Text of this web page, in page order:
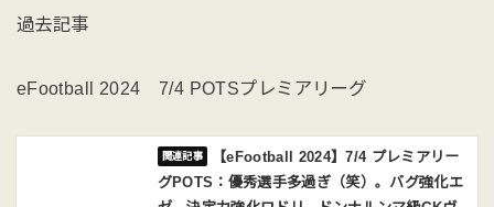
過去記事
eFootball 2024 7/4 POTSプレミアリーグ
【eFootball 2024】7/4 プレミアリー
グPOTS：優秀選手多過ぎ（笑）。バグ強化エ